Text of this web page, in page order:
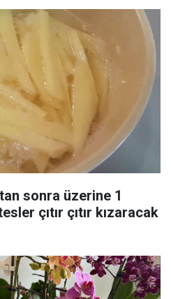
sonra üzerine 1
çıtır çıtır kızaracak